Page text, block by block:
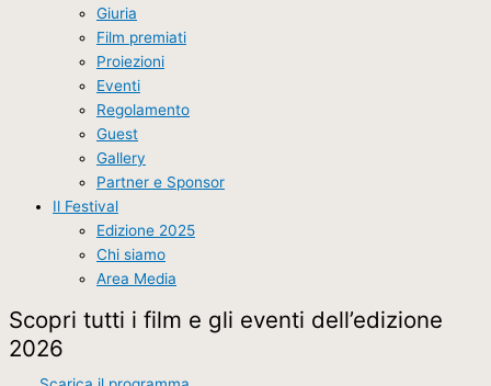
Giuria
Film premiati
Proiezioni
Eventi
Regolamento
Guest
Gallery
Partner e Sponsor
Il Festival
Edizione 2025
Chi siamo
Area Media
Scopri tutti i film e gli eventi dell’edizione
2026